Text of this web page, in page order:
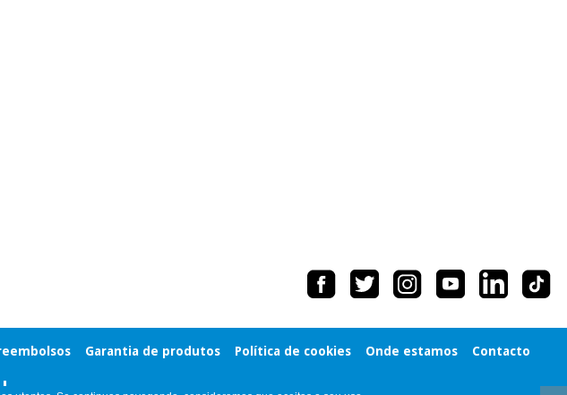
Garantia de produtos Política de cookies Onde estamos Contacto